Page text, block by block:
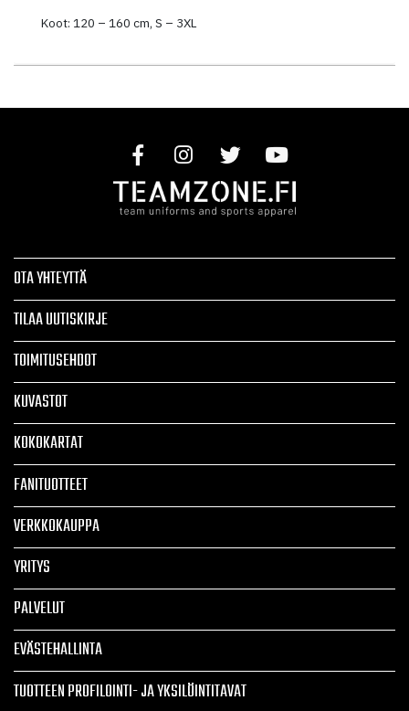
Koot: 120 – 160 cm, S – 3XL
OTA YHTEYTTÄ
TILAA UUTISKIRJE
TOIMITUSEHDOT
KUVASTOT
KOKOKARTAT
FANITUOTTEET
VERKKOKAUPPA
YRITYS
PALVELUT
EVÄSTEHALLINTA
TUOTTEEN PROFILOINTI- JA YKSILÖINTITAVAT